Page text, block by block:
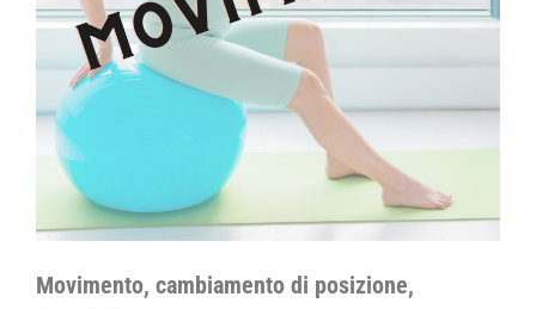
Movimento, cambiamento di posizione,